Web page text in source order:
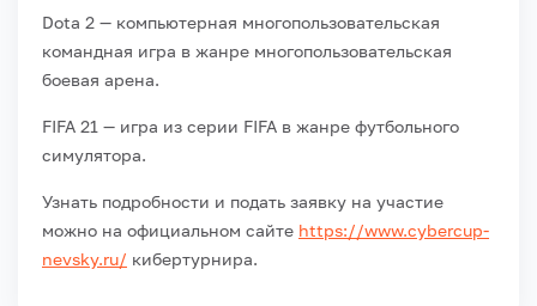
Dota 2 — компьютерная многопользовательская
командная игра в жанре многопользовательская
боевая арена.
FIFA 21 — игра из серии FIFA в жанре футбольного
симулятора.
Узнать подробности и подать заявку на участие
можно на официальном сайте https://www.cybercup-
nevsky.ru/ кибертурнира.